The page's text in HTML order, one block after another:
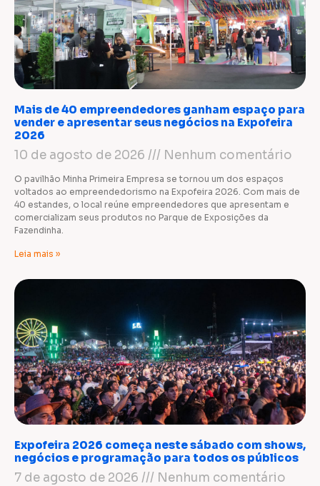
Mais de 40 empreendedores ganham espaço para
vender e apresentar seus negócios na Expofeira
2026
10 de agosto de 2026 Nenhum comentário
O pavilhão Minha Primeira Empresa se tornou um dos espaços
voltados ao empreendedorismo na Expofeira 2026. Com mais de
40 estandes, o local reúne empreendedores que apresentam e
comercializam seus produtos no Parque de Exposições da
Fazendinha.
Leia mais »
Expofeira 2026 começa neste sábado com shows,
negócios e programação para todos os públicos
7 de agosto de 2026 Nenhum comentário